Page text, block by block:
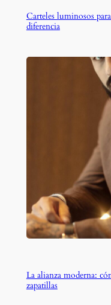
Carteles luminosos
diferencia
La alianza moderna:
zapatillas